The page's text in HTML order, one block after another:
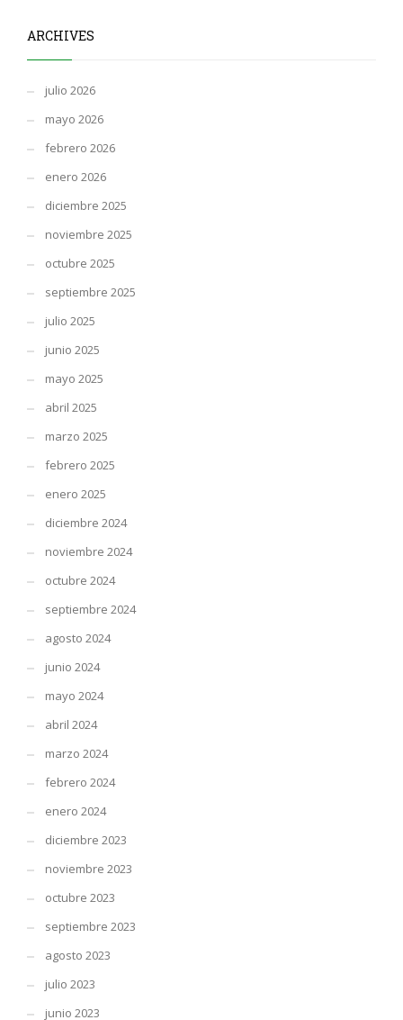
ARCHIVES
julio 2026
mayo 2026
febrero 2026
enero 2026
diciembre 2025
noviembre 2025
octubre 2025
septiembre 2025
julio 2025
junio 2025
mayo 2025
abril 2025
marzo 2025
febrero 2025
enero 2025
diciembre 2024
noviembre 2024
octubre 2024
septiembre 2024
agosto 2024
junio 2024
mayo 2024
abril 2024
marzo 2024
febrero 2024
enero 2024
diciembre 2023
noviembre 2023
octubre 2023
septiembre 2023
agosto 2023
julio 2023
junio 2023